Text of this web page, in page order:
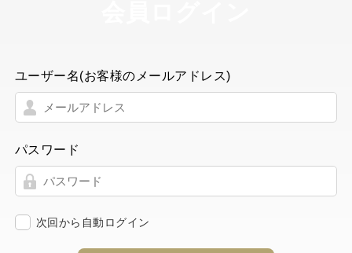
ユーザー名(お客様のメールアドレス)
パスワード
次回から自動ログイン